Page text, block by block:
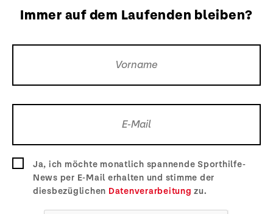
Immer auf dem Laufenden bleiben?
Ja, ich möchte monatlich spannende Sporthilfe-
News per E-Mail erhalten und stimme der
diesbezüglichen Datenverarbeitung zu.